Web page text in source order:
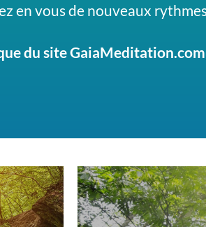
en vous de nouveaux
du site